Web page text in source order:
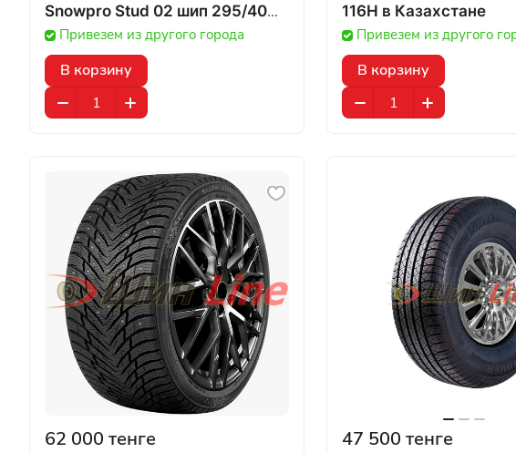
Snowpro Stud 02 шип 295/40
R21 107T в Казахстане
Привезем из другого города
В корзину
116H в Казахстане
Привезем из другого
В корзину
62 000 тенге 47 500 тенге